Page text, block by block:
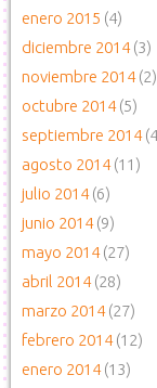
enero 2015 (4)
diciembre 2014(3)
noviembre 2014(2)
octubre 2014(5)
septiembre 2014
agosto 2014(11)
julio 2014(6)
junio 2014(9)
mayo 2014(27)
abril 2014(28)
marzo 2014(27)
febrero 2014(12)
enero 2014(13)